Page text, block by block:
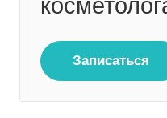
Записаться